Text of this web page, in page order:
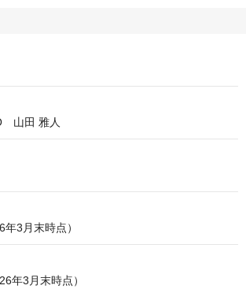
3月末時点）
年3月末時点）